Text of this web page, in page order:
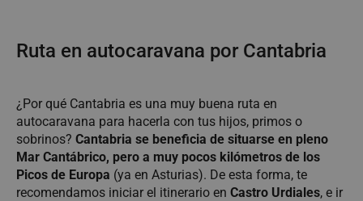
Ruta en autocaravana por Cantabria
¿Por qué Cantabria es una muy buena ruta en
autocaravana para hacerla con tus hijos, primos o
sobrinos? Cantabria se beneficia de situarse en pleno
Mar Cantábrico, pero a muy pocos kilómetros de los
Picos de Europa (ya en Asturias). De esta forma, te
recomendamos iniciar el itinerario en Castro Urdiales, e ir